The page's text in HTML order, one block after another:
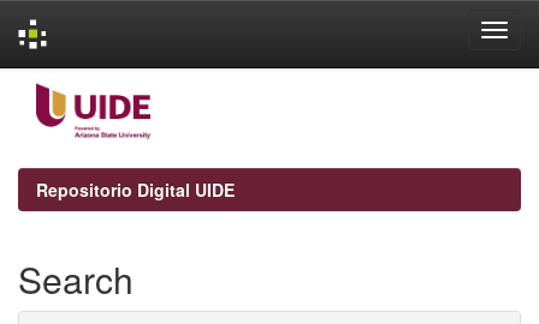
navigation
Repositorio Digital UIDE
Search